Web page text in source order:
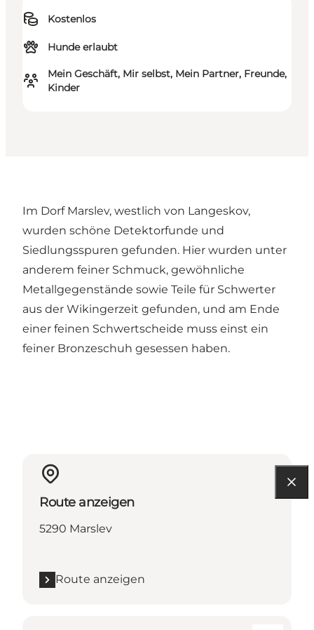
Kostenlos
Hunde erlaubt
Mein Geschäft, Mir selbst, Mein Partner, Freunde,
Kinder
Im Dorf Marslev, westlich von Langeskov,
wurden schöne Detektorfunde und
Siedlungsspuren gefunden. Hier wurden unter
anderem feiner Schmuck, gewöhnliche
Metallgegenstände sowie Teile für Schwerter
aus der Wikingerzeit gefunden, und am Ende
einer feinen Schwertscheide muss einst ein
feiner Bronzeschuh gesessen haben.
Route anzeigen
5290 Marslev
Route anzeigen